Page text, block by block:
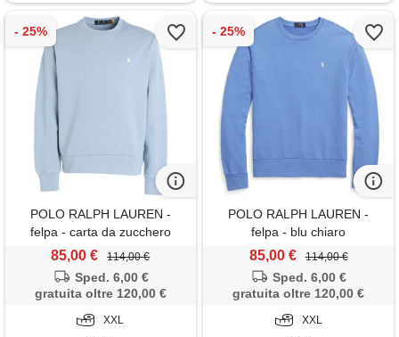
POLO RALPH LAUREN -
felpa - carta da zucchero
85,00 € 114,00 €
Sped. 6,00 €
gratuita oltre 120,00 €
XXL
POLO RALPH LAUREN -
felpa - blu chiaro
85,00 € 114,00 €
Sped. 6,00 €
gratuita oltre 120,00 €
XXL